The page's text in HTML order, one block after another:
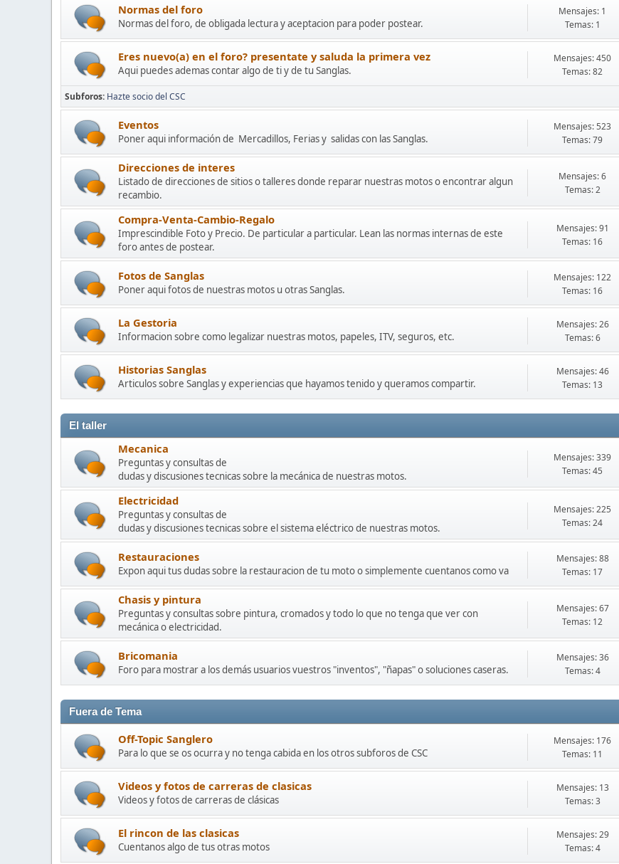
Normas del foro
Normas del foro, de obligada lectura y aceptacion para poder postear.
Mensajes: 1
Temas: 1
Eres nuevo(a) en el foro? presentate y saluda la primera vez
Aqui puedes ademas contar algo de ti y de tu Sanglas.
Mensajes: 450
Temas: 82
Subforos Hazte socio del CSC
Eventos
Poner aqui información de Mercadillos, Ferias y salidas con las Sanglas.
Mensajes: 523
Temas: 79
Direcciones de interes
Listado de direcciones de sitios o talleres donde reparar nuestras motos o encontrar algun
recambio.
Mensajes: 6
Temas: 2
Compra-Venta-Cambio-Regalo
Imprescindible Foto y Precio. De particular a particular. Lean las normas internas de este
foro antes de postear.
Mensajes: 91
Temas: 16
Fotos de Sanglas
Poner aqui fotos de nuestras motos u otras Sanglas.
Mensajes: 122
Temas: 16
La Gestoria
Informacion sobre como legalizar nuestras motos, papeles, ITV, seguros, etc.
Mensajes: 26
Temas: 6
Historias Sanglas
Articulos sobre Sanglas y experiencias que hayamos tenido y queramos compartir.
Mensajes: 46
Temas: 13
El taller
Mecanica
Preguntas y consultas de
dudas y discusiones tecnicas sobre la mecánica de nuestras motos.
Mensajes: 339
Temas: 45
Electricidad
Preguntas y consultas de
dudas y discusiones tecnicas sobre el sistema eléctrico de nuestras motos.
Mensajes: 225
Temas: 24
Restauraciones
Expon aqui tus dudas sobre la restauracion de tu moto o simplemente cuentanos como va
Mensajes: 88
Temas: 17
Chasis y pintura
Preguntas y consultas sobre pintura, cromados y todo lo que no tenga que ver con
mecánica o electricidad.
Mensajes: 67
Temas: 12
Bricomania
Foro para mostrar a los demás usuarios vuestros "inventos", "ñapas" o soluciones caseras.
Mensajes: 36
Temas: 4
Fuera de Tema
Off-Topic Sanglero
Para lo que se os ocurra y no tenga cabida en los otros subforos de CSC
Mensajes: 176
Temas: 11
Videos y fotos de carreras de clasicas
Videos y fotos de carreras de clásicas
Mensajes: 13
Temas: 3
El rincon de las clasicas
Cuentanos algo de tus otras motos
Mensajes: 29
Temas: 4